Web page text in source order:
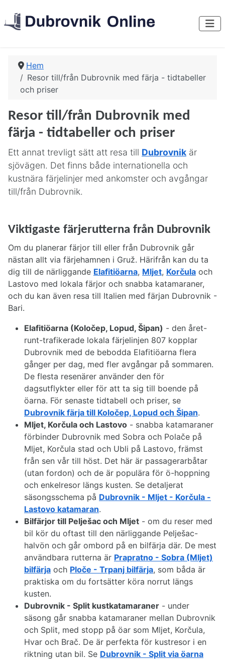
Hem
Resor till/från Dubrovnik med färja - tidtabeller
och priser
Resor till/från Dubrovnik med
färja - tidtabeller och priser
Ett annat trevligt sätt att resa till Dubrovnik är
sjövägen. Det finns både internationella och
kustnära färjelinjer med ankomster och avgångar
till/från Dubrovnik.
Viktigaste färjerutterna från Dubrovnik
Om du planerar färjor till eller från Dubrovnik går
nästan allt via färjehamnen i Gruž. Härifrån kan du ta
dig till de närliggande Elafitiöarna, Mljet, Korčula och
Lastovo med lokala färjor och snabba katamaraner,
och du kan även resa till Italien med färjan Dubrovnik -
Bari.
Elafitiöarna (Koločep, Lopud, Šipan) - den året-
runt-trafikerade lokala färjelinjen 807 kopplar
Dubrovnik med de bebodda Elafitiöarna flera
gånger per dag, med fler avgångar på sommaren.
De flesta resenärer använder den för
dagsutflykter eller för att ta sig till boende på
öarna. För senaste tidtabell och priser, se
Dubrovnik färja till Koločep, Lopud och Šipan.
Mljet, Korčula och Lastovo - snabba katamaraner
förbinder Dubrovnik med Sobra och Polače på
Mljet, Korčula stad och Ubli på Lastovo, främst
från sen vår till höst. Det här är passagerarbåtar
(utan fordon) och de är populära för ö-hoppning
och enkelresor längs kusten. Se detaljerat
säsongsschema på Dubrovnik - Mljet - Korčula -
Lastovo katamaran.
Bilfärjor till Pelješac och Mljet - om du reser med
bil kör du oftast till den närliggande Pelješac-
halvön och går ombord på en bilfärja där. De mest
användbara rutterna är Prapratno - Sobra (Mljet)
bilfärja och Ploče - Trpanj bilfärja, som båda är
praktiska om du fortsätter köra norrut längs
kusten.
Dubrovnik - Split kustkatamaraner - under
säsong går snabba katamaraner mellan Dubrovnik
och Split, med stopp på öar som Mljet, Korčula,
Hvar och Brač. De är perfekta för kustresor i en
riktning utan bil. Se Dubrovnik - Split via öarna